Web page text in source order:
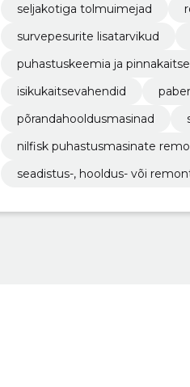
seljakotiga tolmuimejad
survepesurite lisatarvikud
puhastuskeemia ja pinnakaitse
isikukaitsevahendid
põrandahooldusmasinad
nilfisk puhastusmasinate
seadistus-, hooldus- või